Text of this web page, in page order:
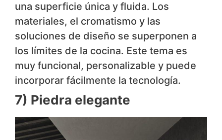
una superficie única y fluida. Los
materiales, el cromatismo y las
soluciones de diseño se superponen a
los límites de la cocina. Este tema es
muy funcional, personalizable y puede
incorporar fácilmente la tecnología.
7) Piedra elegante